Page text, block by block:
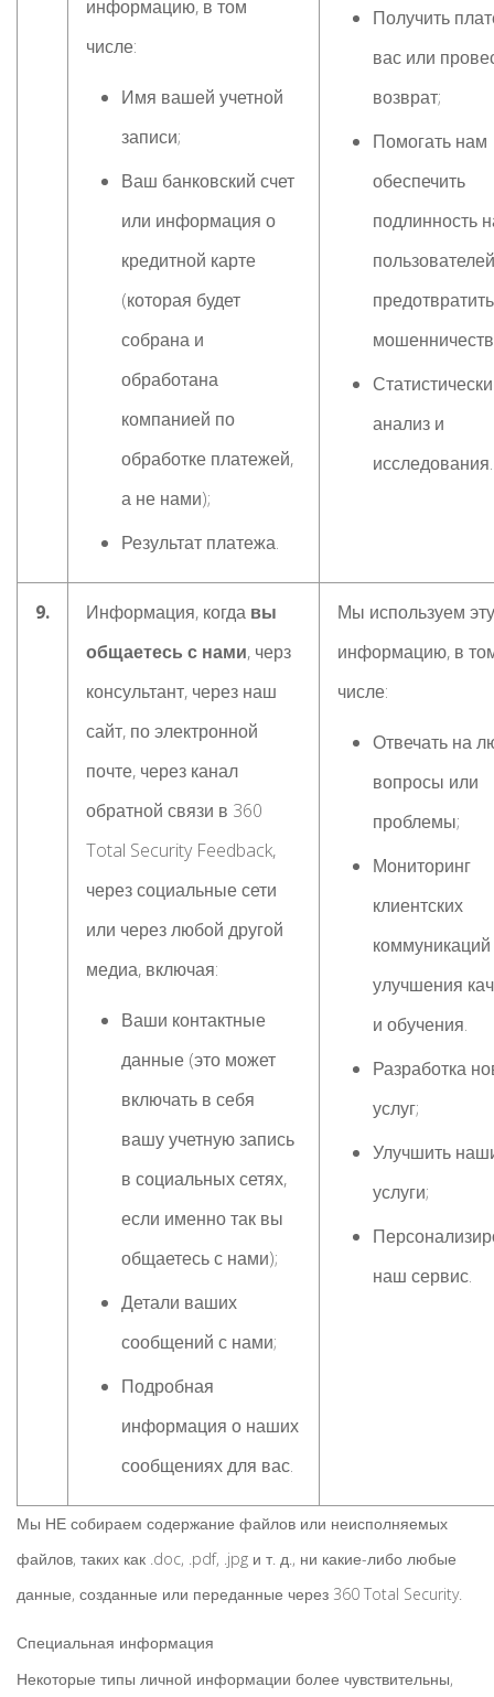
информацию, в том
числе:
Имя вашей учетной
записи;
Ваш банковский счет
или информация о
кредитной карте
(которая будет
собрана и
обработана
компанией по
обработке платежей,
а не нами);
Результат платежа.
Получить
вас или
возврат;
Помогать нам
обеспечить
подлинность
предотвратить
анализ и
исследования.
9. Информация, когда вы
общаетесь с нами, черз
консультант, через наш
сайт, по электронной
почте, через канал
обратной связи в 360
Total Security Feedback,
через социальные сети
или через любой другой
медиа, включая:
Ваши контактные
данные (это может
включать в себя
вашу учетную запись
в социальных сетях,
если именно так вы
общаетесь с нами);
Детали ваших
сообщений с нами;
Подробная
информация о наших
сообщениях для вас.
Мы используем эту
информацию, в
числе:
Отвечать на
вопросы или
проблемы;
Мониторинг
клиентских
улучшения
и обучения.
Разработка
услуг;
Улучшить
услуги;
наш сервис.
Мы НЕ собираем содержание файлов или неисполняемых
файлов, таких как .doc, .pdf, .jpg и т. д., ни какие-либо любые
данные, созданные или переданные через 360 Total Security.
Специальная информация
Некоторые типы личной информации более чувствительны,